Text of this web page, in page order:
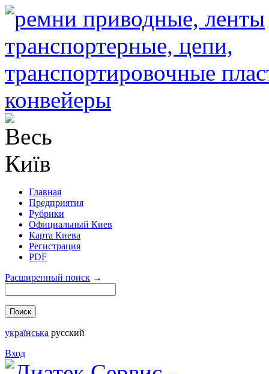
Главная
Предприятия
Рубрики
Официальный Киев
Карта Киева
Регистрация
PDF
Расширенный поиск →
українська русский
Вход